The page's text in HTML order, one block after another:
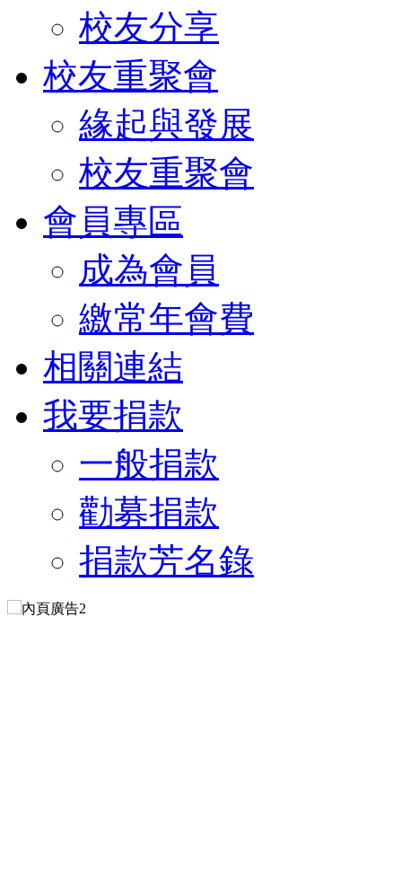
校友分享
校友重聚會
緣起與發展
校友重聚會
會員專區
成為會員
繳常年會費
相關連結
我要捐款
一般捐款
勸募捐款
捐款芳名錄